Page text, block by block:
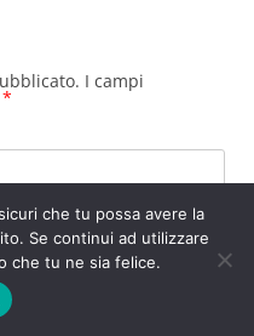
I campi
*
che tu possa avere la
Se continui ad utilizzare
che tu ne sia felice.